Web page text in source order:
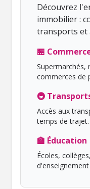
Découvrez
immobilier :
transports et
🏪
Supermarchés,
commerces de
🚇
Accès aux
temps de trajet.
🏫 Éducation
Écoles,